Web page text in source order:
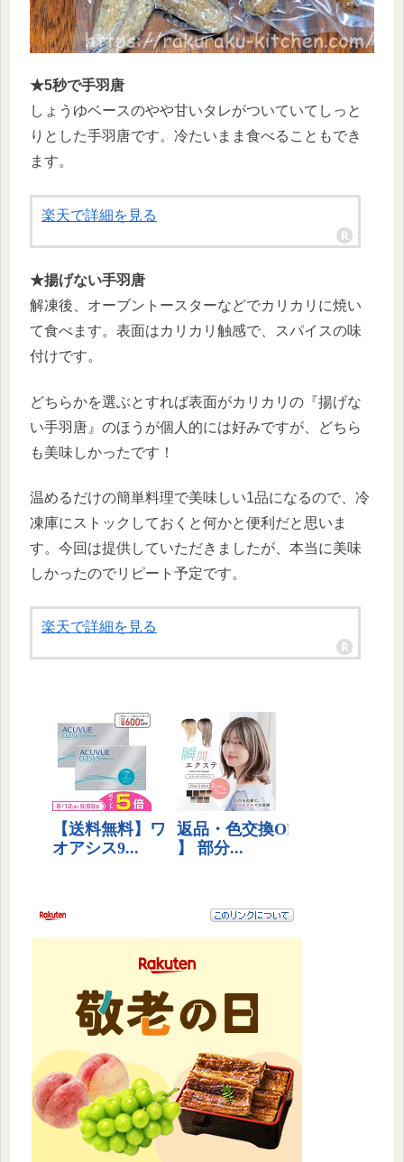
★5秒で手羽唐
しょうゆベースのやや甘いタレがついていてしっと
りとした手羽唐です。冷たいまま食べることもでき
ます。
楽天で詳細を見る
★揚げない手羽唐
解凍後、オーブントースターなどでカリカリに焼い
て食べます。表面はカリカリ触感で、スパイスの味
付けです。
どちらかを選ぶとすれば表面がカリカリの『揚げな
い手羽唐』のほうが個人的には好みですが、どちら
も美味しかったです！
温めるだけの簡単料理で美味しい1品になるので、冷
凍庫にストックしておくと何かと便利だと思いま
す。今回は提供していただきましたが、本当に美味
しかったのでリピート予定です。
楽天で詳細を見る